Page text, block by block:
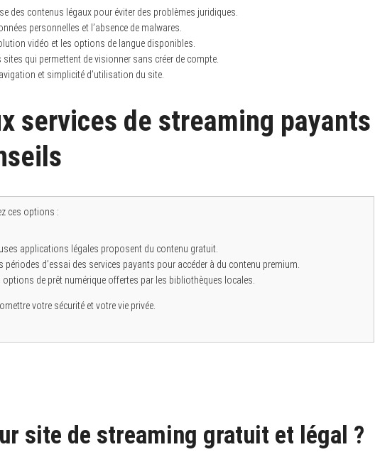
des contenus légaux pour éviter des problèmes juridiques.
personnelles et l’absence de malwares.
vidéo et les options de langue disponibles.
sites qui permettent de visionner sans créer de compte.
et simplicité d’utilisation du site.
services de streaming payants
ces options :
applications légales proposent du contenu gratuit.
périodes d’essai des services payants pour accéder à du contenu premium.
options de prêt numérique offertes par les bibliothèques locales.
votre sécurité et votre vie privée.
site de streaming gratuit et légal ?